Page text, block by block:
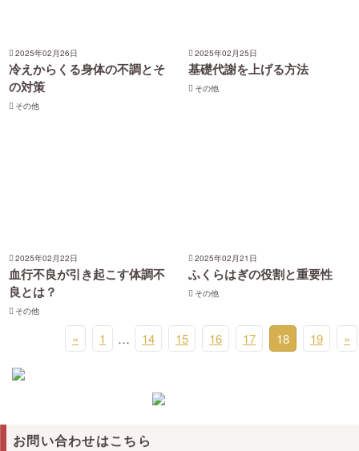
2025年02月26日
冷えからくる身体の不調とそ
の対策
その他
2025年02月25日
基礎代謝を上げる方法
その他
2025年02月22日
血行不良が引き起こす体調不
良とは？
その他
2025年02月21日
ふくらはぎの役割と重要性
その他
« 1 … 14 15 16 17 18 19 »
お問い合わせはこちら